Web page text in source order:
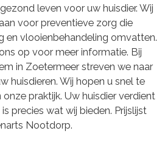
leven voor uw huisdier. Wij
voor preventieve zorg die
en vlooienbehandeling omvatten.
op voor meer informatie. Bij
in Zoetermeer streven we naar
huisdieren. Wij hopen u snel te
praktijk. Uw huisdier verdient
precies wat wij bieden. Prijslijst
Nootdorp.